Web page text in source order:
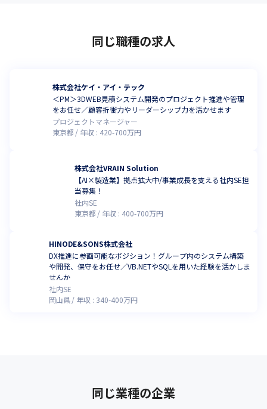
同じ職種の求人
株式会社ケイ・アイ・テック
＜PM＞3DWEB見積システム開発のプロジェクト推進や管理
をお任せ／顧客折衝力やリーダーシップ力を活かせます
プロジェクトマネージャー
東京都
年収 : 420-700万円
株式会社VRAIN Solution
【AI×製造業】拠点拡大中/事業成長を支える社内SE担
当募集！
社内SE
東京都
年収 : 400-700万円
HINODE&SONS株式会社
DX推進に参画可能なポジション！グループ内のシステム構築
や開発、保守をお任せ／VB.NETやSQLを用いた経験を活かしま
せんか
社内SE
岡山県
年収 : 340-400万円
同じ業種の企業